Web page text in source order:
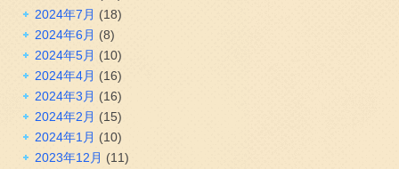
2024年7月 (18)
2024年6月 (8)
2024年5月 (10)
2024年4月 (16)
2024年3月 (16)
2024年2月 (15)
2024年1月 (10)
2023年12月 (11)